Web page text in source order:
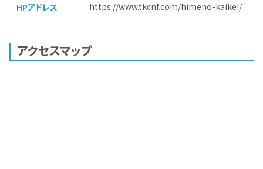
HPアドレス https://www.tkcnf.com/himeno-kaikei/
アクセスマップ